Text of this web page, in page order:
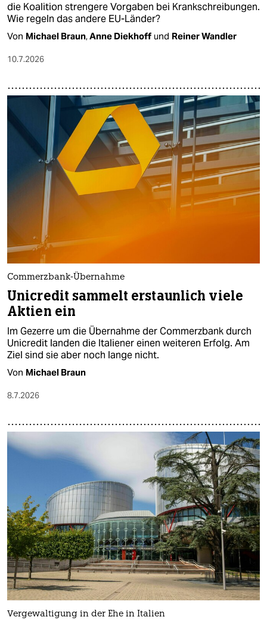
die Koalition strengere Vorgaben bei Krankschreibungen.
Wie regeln das andere EU-Länder?
Von Michael Braun,Anne Diekhoff und Reiner Wandler
10.7.2026
Commerzbank-Übernahme
Unicredit sammelt erstaunlich viele
Aktien ein
Im Gezerre um die Übernahme der Commerzbank durch
Unicredit landen die Italiener einen weiteren Erfolg. Am
Ziel sind sie aber noch lange nicht.
Von Michael Braun
8.7.2026
Vergewaltigung in der Ehe in Italien